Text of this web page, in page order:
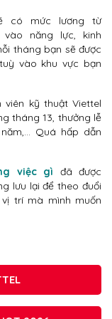
có mức lương từ
vào năng lực, kinh
tháng bạn sẽ được
vào khu vực bạn
kỹ thuật Viettel
tháng 13, thưởng lễ
Quá hấp dẫn
việc gì đã được
lưu lại để theo đuổi
trí mà mình muốn